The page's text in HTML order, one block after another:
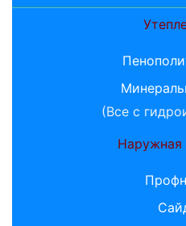
(Все с
Наружная